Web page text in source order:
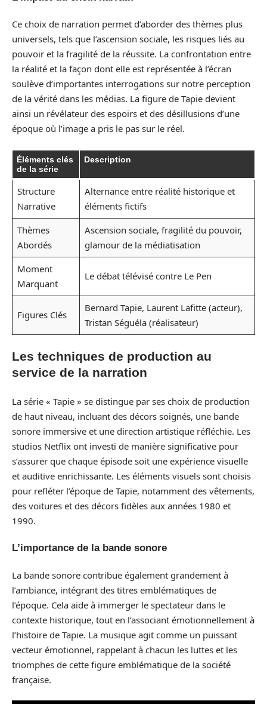
Ce choix de narration permet d’aborder des thèmes plus
universels, tels que l’ascension sociale, les risques liés au
pouvoir et la fragilité de la réussite. La confrontation entre
la réalité et la façon dont elle est représentée à l’écran
soulève d’importantes interrogations sur notre perception
de la vérité dans les médias. La figure de Tapie devient
ainsi un révélateur des espoirs et des désillusions d’une
époque où l’image a pris le pas sur le réel.
Éléments clés
de la série
Description
Structure
Narrative
Alternance entre réalité historique et
éléments fictifs
Thèmes
Abordés
Ascension sociale, fragilité du pouvoir,
glamour de la médiatisation
Moment
Marquant
Le débat télévisé contre Le Pen
Figures Clés
Bernard Tapie, Laurent Lafitte (acteur),
Tristan Séguéla (réalisateur)
Les techniques de production au
service de la narration
La série « Tapie » se distingue par ses choix de production
de haut niveau, incluant des décors soignés, une bande
sonore immersive et une direction artistique réfléchie. Les
studios Netflix ont investi de manière significative pour
s’assurer que chaque épisode soit une expérience visuelle
et auditive enrichissante. Les éléments visuels sont choisis
pour refléter l’époque de Tapie, notamment des vêtements,
des voitures et des décors fidèles aux années 1980 et
1990.
L’importance de la bande sonore
La bande sonore contribue également grandement à
l’ambiance, intégrant des titres emblématiques de
l’époque. Cela aide à immerger le spectateur dans le
contexte historique, tout en l’associant émotionnellement à
l’histoire de Tapie. La musique agit comme un puissant
vecteur émotionnel, rappelant à chacun les luttes et les
triomphes de cette figure emblématique de la société
française.